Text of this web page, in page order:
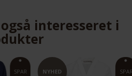
interesseret i
SPAR
NYHED
SPAR